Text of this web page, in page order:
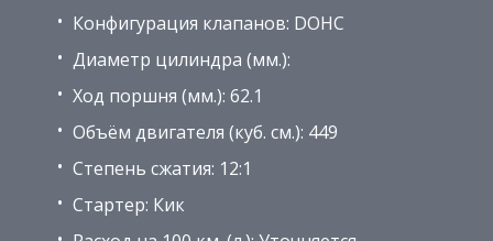
Конфигурация клапанов: DOHC
Диаметр цилиндра (мм.):
Ход поршня (мм.): 62.1
Объём двигателя (куб. см.): 449
Степень сжатия: 12:1
Стартер: Кик